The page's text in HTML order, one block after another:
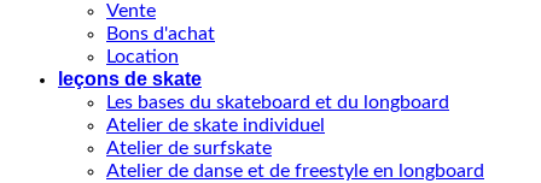
Vente
Bons d'achat
Location
leçons de skate
Les bases du skateboard et du longboard
Atelier de skate individuel
Atelier de surfskate
Atelier de danse et de freestyle en longboard